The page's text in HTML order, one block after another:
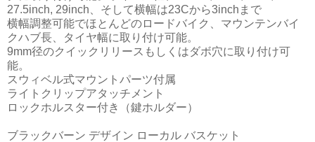
27.5inch, 29inch、そして横幅は23Cから3inchまで
横幅調整可能でほとんどのロードバイク、マウンテンバイ
クハブ長、タイヤ幅に取り付け可能。
9mm径のクイックリリースもしくはダボ穴に取り付け可
能。
スウィベル式マウントパーツ付属
ライトクリップアタッチメント
ロックホルスター付き（鍵ホルダー）
ブラックバーン デザイン ローカル バスケット